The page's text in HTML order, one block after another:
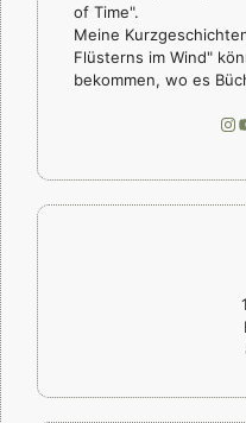
of Time".
Meine
Flüsterns im Wind"
bekommen, wo es